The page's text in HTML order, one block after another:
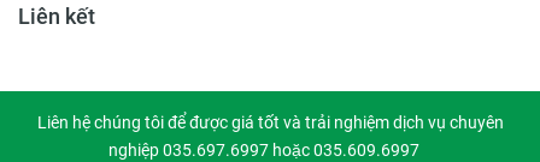
Liên kết
Liên hệ chúng tôi để được giá tốt và trải nghiệm dịch vụ chuyên
nghiệp 035.697.6997 hoặc 035.609.6997